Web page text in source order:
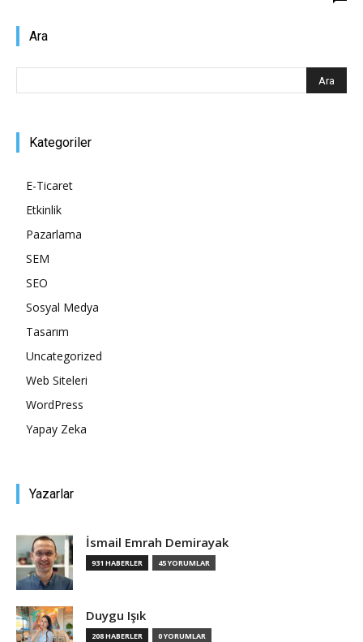
Ara
Kategoriler
E-Ticaret
Etkinlik
Pazarlama
SEM
SEO
Sosyal Medya
Tasarım
Uncategorized
Web Siteleri
WordPress
Yapay Zeka
Yazarlar
İsmail Emrah Demirayak
931 HABERLER 45 YORUMLAR
Duygu Işık
208 HABERLER 0 YORUMLAR